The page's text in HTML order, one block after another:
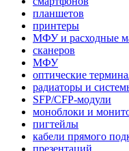
планшетов
принтеры
МФУ и расходные
сканеров
МФУ
оптические
радиаторы и
SFP/CFP-модули
моноблоки и
пигтейлы
кабели прямого
презентаций